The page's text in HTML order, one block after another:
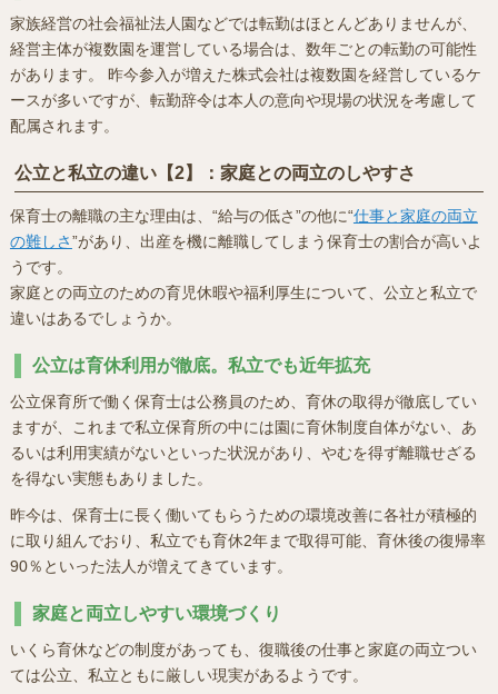
家族経営の社会福祉法人園などでは転勤はほとんどありませんが、
経営主体が複数園を運営している場合は、数年ごとの転勤の可能性
があります。 昨今参入が増えた株式会社は複数園を経営しているケ
ースが多いですが、転勤辞令は本人の意向や現場の状況を考慮して
配属されます。
公立と私立の違い【2】：家庭との両立のしやすさ
保育士の離職の主な理由は、“給与の低さ”の他に“仕事と家庭の両立
の難しさ”があり、出産を機に離職してしまう保育士の割合が高いよ
うです。
家庭との両立のための育児休暇や福利厚生について、公立と私立で
違いはあるでしょうか。
公立は育休利用が徹底。私立でも近年拡充
公立保育所で働く保育士は公務員のため、育休の取得が徹底してい
ますが、これまで私立保育所の中には園に育休制度自体がない、あ
るいは利用実績がないといった状況があり、やむを得ず離職せざる
を得ない実態もありました。
昨今は、保育士に長く働いてもらうための環境改善に各社が積極的
に取り組んでおり、私立でも育休2年まで取得可能、育休後の復帰率
90％といった法人が増えてきています。
家庭と両立しやすい環境づくり
いくら育休などの制度があっても、復職後の仕事と家庭の両立つい
ては公立、私立ともに厳しい現実があるようです。